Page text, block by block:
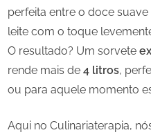
perfeita entre o doce
leite com o toque
O resultado? Um sorvete
rende mais de 4 litros,
ou para aquele momento
Aqui no Culinariaterapia,